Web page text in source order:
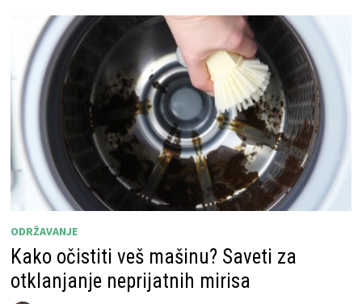
ODRŽAVANJE
Kako očistiti veš mašinu? Saveti za
otklanjanje neprijatnih mirisa